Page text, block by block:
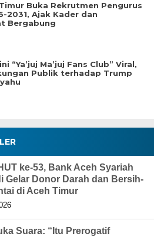
Buka Rekrutmen Pengurus
2031, Ajak Kader dan
Bergabung
“Ya’juj Ma’juj Fans Club” Viral,
Publik terhadap Trump
ke-53, Bank Aceh Syariah
Gelar Donor Darah dan Bersih-
di Aceh Timur
Suara: “Itu Prerogatif